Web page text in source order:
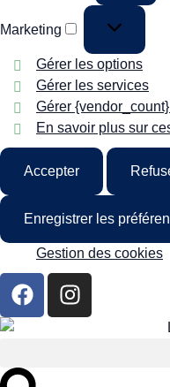
Marketing
Gérer les options
Gérer les services
Gérer
En savoir plus sur
Accepter
Enregistrer les
Gestion des cookies